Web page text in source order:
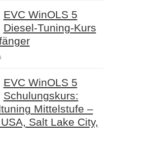
EVC WinOLS 5
Diesel-Tuning-Kurs
EVC WinOLS 5
Schulungskurs:
Mittelstufe –
Salt Lake City,